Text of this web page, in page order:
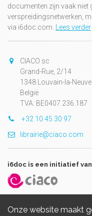
Onze website maakt
documenten zijn vaak
verspreidingsnetwerken,
via i6doc.com.
Lees verder
CIACO sc
Grand-Rue, 2/14
1348 Louvain-la-Neuve
België
TVA: BE0407.236.187
+32 10 45 30 97
librairie@ciaco.com
i6doc is een initiatief